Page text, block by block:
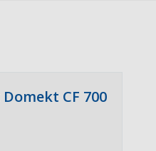
Domekt CF 700